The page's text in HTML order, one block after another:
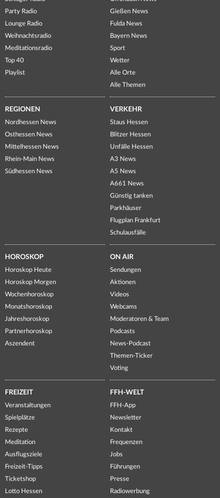
Party Radio
Lounge Radio
Weihnachtsradio
Meditationsradio
Top 40
Playlist
Gießen News
Fulda News
Bayern News
Sport
Wetter
Alle Orte
Alle Themen
REGIONEN
Nordhessen News
Osthessen News
Mittelhessen News
Rhein-Main News
Südhessen News
VERKEHR
Staus Hessen
Blitzer Hessen
Unfälle Hessen
A3 News
A5 News
A661 News
Günstig tanken
Parkhäuser
Flugplan Frankfurt
Schulausfälle
HOROSKOP
Horoskop Heute
Horoskop Morgen
Wochenhoroskop
Monatshoroskop
Jahreshoroskop
Partnerhoroskop
Aszendent
ON AIR
Sendungen
Aktionen
Videos
Webcams
Moderatoren & Team
Podcasts
News-Podcast
Themen-Ticker
Voting
FREIZEIT
Veranstaltungen
Spielplätze
Rezepte
Meditation
Ausflugsziele
Freizeit-Tipps
Ticketshop
Lotto Hessen
FFH-WELT
FFH-App
Newsletter
Kontakt
Frequenzen
Jobs
Führungen
Presse
Radiowerbung